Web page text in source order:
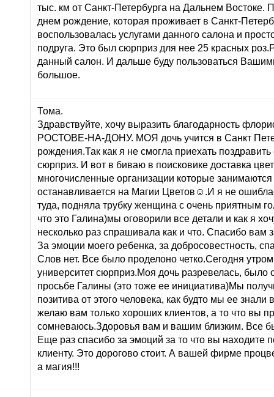
тыс. км от Санкт-Петербурга на Дальнем Востоке.
днем рождение, которая проживает в Санкт-
воспользовалась услугами данного салона и
подруга. Это был сюрприз для нее 25 красных
данный салон. И дальше буду пользоваться
большое.
Тома.
Здравствуйте, хочу выразить благодарность
РОСТОВЕ-НА-ДОНУ. МОЯ дочь учится в Санкт
рождения.Так как я не смогла приехать
сюрприз. И вот в биваю в поисковике доставка
многочисленные организации которые
останавливается на Магии Цветов☺.И я не
туда, подняла трубку женщина с очень приятным
что это Галина)мы оговорили все детали и как я
несколько раз спрашивала как и что. Спасибо вам
За эмоции моего ребенка, за добросовестность,
Слов нет. Все было проделоно четко.Сегодня
университет сюрприз.Моя дочь разревелась, было
просьбе Галины (это тоже ее инициатива)Мы
позитива от этого человека, как будто мы ее знали
желаю вам только хороших клиентов, а то что вы
сомневаюсь.Здоровья вам и вашим близким. Все
Еще раз спасибо за эмоций за то что вы находите
клиенту. Это дорогово стоит. А вашей фирме
а магия!!!